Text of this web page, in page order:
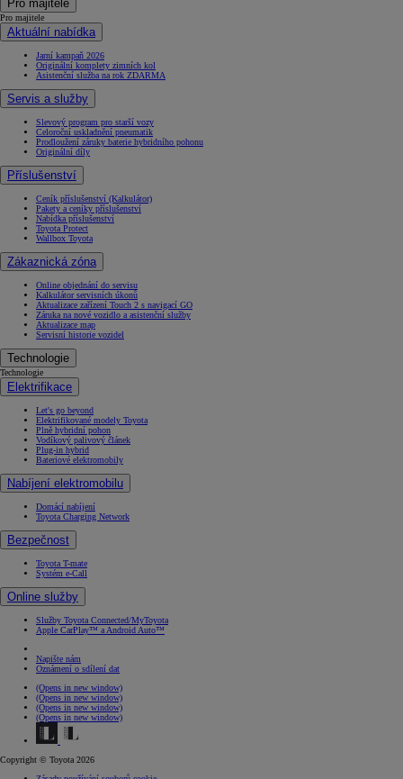
Pro majitele
Pro majitele
Aktuální nabídka
Jarní kampaň 2026
Originální komplety zimních kol
Asistenční služba na rok ZDARMA
Servis a služby
Slevový program pro starší vozy
Celoroční uskladnění pneumatik
Prodloužení záruky baterie hybridního pohonu
Originální díly
Příslušenství
Ceník příslušenství (Kalkulátor)
Pakety a ceníky příslušenství
Nabídka příslušenství
Toyota Protect
Wallbox Toyota
Zákaznická zóna
Online objednání do servisu
Kalkulátor servisních úkonů
Aktualizace zařízení Touch 2 s navigací GO
Záruka na nové vozidlo a asistenční služby
Aktualizace map
Servisní historie vozidel
Technologie
Technologie
Elektrifikace
Let's go beyond
Elektrifikované modely Toyota
Plně hybridní pohon
Vodíkový palivový článek
Plug-in hybrid
Bateriové elektromobily
Nabíjení elektromobilu
Domácí nabíjení
Toyota Charging Network
Bezpečnost
Toyota T-mate
Systém e-Call
Online služby
Služby Toyota Connected/MyToyota
Apple CarPlay™ a Android Auto™
Napište nám
Oznámení o sdílení dat
(Opens in new window)
(Opens in new window)
(Opens in new window)
(Opens in new window)
Copyright © Toyota 2026